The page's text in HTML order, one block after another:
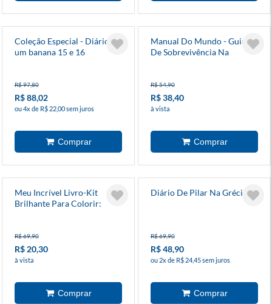
Coleção Especial - Diário de
um banana 15 e 16
R$ 97,80
R$ 88,02
ou 4x de R$ 22,00 sem juros
Manual Do Mundo - Guia
De Sobrevivência Na
R$ 54,90
R$ 38,40
à vista
Meu Incrível Livro-Kit
Brilhante Para Colorir:
R$ 69,90
R$ 20,30
à vista
Diário De Pilar Na Grécia
R$ 69,90
R$ 48,90
ou 2x de R$ 24,45 sem juros